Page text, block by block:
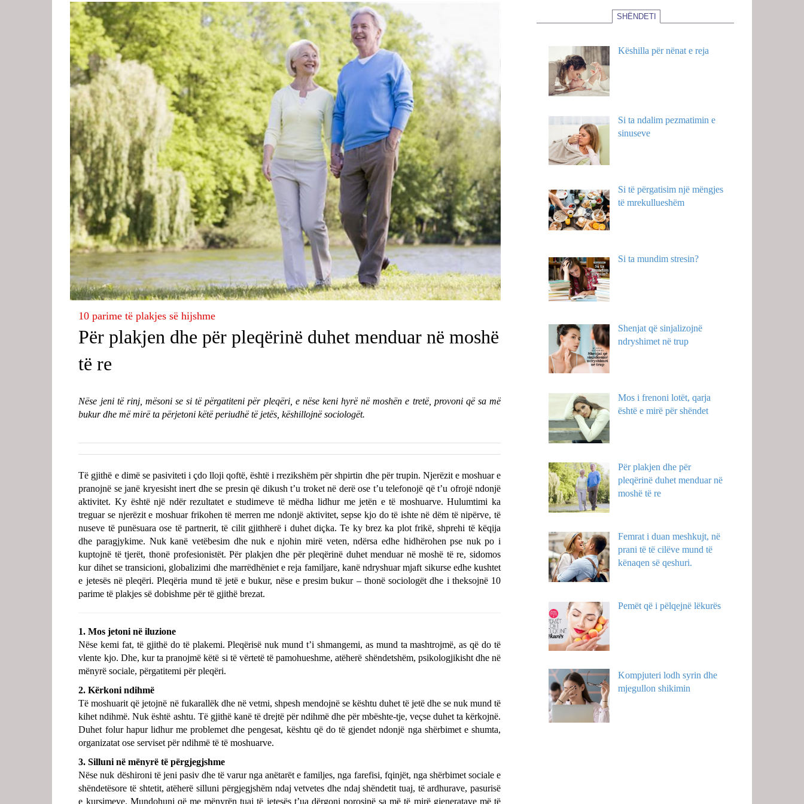
10 parime të plakjes së hijshme
Për plakjen dhe për pleqërinë duhet menduar në moshë
të re
Nëse jeni të rinj, mësoni se si të përgatiteni për pleqëri, e nëse keni hyrë në moshën e tretë, provoni që sa më
bukur dhe më mirë ta përjetoni këtë periudhë të jetës, këshillojnë sociologët.
Të gjithë e dimë se pasiviteti i çdo lloji qoftë, është i rrezikshëm për shpirtin dhe për trupin. Njerëzit e moshuar e
pranojnë se janë kryesisht inert dhe se presin që dikush t’u troket në derë ose t’u telefonojë që t’u ofrojë ndonjë
aktivitet. Ky është një ndër rezultatet e studimeve të mëdha lidhur me jetën e të moshuarve. Hulumtimi ka
treguar se njerëzit e moshuar frikohen të merren me ndonjë aktivitet, sepse kjo do të ishte në dëm të nipërve, të
nuseve të punësuara ose të partnerit, të cilit gjithherë i duhet diçka. Te ky brez ka plot frikë, shprehi të këqija
dhe paragjykime. Nuk kanë vetëbesim dhe nuk e njohin mirë veten, ndërsa edhe hidhërohen pse nuk po i
kuptojnë të tjerët, thonë profesionistët. Për plakjen dhe për pleqërinë duhet menduar në moshë të re, sidomos
kur dihet se transicioni, globalizimi dhe marrëdhëniet e reja familjare, kanë ndryshuar mjaft sikurse edhe kushtet
e jetesës në pleqëri. Pleqëria mund të jetë e bukur, nëse e presim bukur – thonë sociologët dhe i theksojnë 10
parime të plakjes së dobishme për të gjithë brezat.
1. Mos jetoni në iluzione
Nëse kemi fat, të gjithë do të plakemi. Pleqërisë nuk mund t’i shmangemi, as mund ta mashtrojmë, as që do të
vlente kjo. Dhe, kur ta pranojmë këtë si të vërtetë të pamohueshme, atëherë shëndetshëm, psikologjikisht dhe në
mënyrë sociale, përgatitemi për pleqëri.
2. Kërkoni ndihmë
Të moshuarit që jetojnë në fukarallëk dhe në vetmi, shpesh mendojnë se kështu duhet të jetë dhe se nuk mund të
kihet ndihmë. Nuk është ashtu. Të gjithë kanë të drejtë për ndihmë dhe për mbështe-tje, veçse duhet ta kërkojnë.
Duhet folur hapur lidhur me problemet dhe pengesat, kështu që do të gjendet ndonjë nga shërbimet e shumta,
organizatat ose serviset për ndihmë të të moshuarve.
3. Silluni në mënyrë të përgjegjshme
Nëse nuk dëshironi të jeni pasiv dhe të varur nga anëtarët e familjes, nga farefisi, fqinjët, nga shërbimet sociale e
shëndetësore të shtetit, atëherë silluni përgjegjshëm ndaj vetvetes dhe ndaj shëndetit tuaj, të ardhurave, pasurisë
e kursimeve. Mundohuni që me mënyrën tuaj të jetesës t’ua dërgoni porosinë sa më të mirë gjeneratave më të
SHËNDETI
Këshilla për nënat e reja
Si ta ndalim pezmatimin e
sinuseve
Si të përgatisim një mëngjes
të mrekullueshëm
Si ta mundim stresin?
Shenjat që sinjalizojnë
ndryshimet në trup
Mos i frenoni lotët, qarja
është e mirë për shëndet
Për plakjen dhe për
pleqërinë duhet menduar në
moshë të re
Femrat i duan meshkujt, në
prani të të cilëve mund të
kënaqen së qeshuri.
Pemët që i pëlqejnë lëkurës
Kompjuteri lodh syrin dhe
mjegullon shikimin